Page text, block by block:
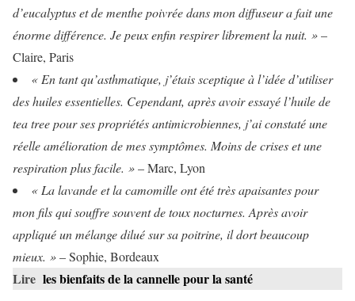
d’eucalyptus et de menthe poivrée dans mon diffuseur a fait une
énorme différence. Je peux enfin respirer librement la nuit. »–
Claire, Paris
« En tant qu’asthmatique, j’étais sceptique à l’idée d’utiliser
des huiles essentielles. Cependant, après avoir essayé l’huile de
tea tree pour ses propriétés antimicrobiennes, j’ai constaté une
réelle amélioration de mes symptômes. Moins de crises et une
respiration plus facile. »– Marc, Lyon
« La lavande et la camomille ont été très apaisantes pour
mon fils qui souffre souvent de toux nocturnes. Après avoir
appliqué un mélange dilué sur sa poitrine, il dort beaucoup
mieux. »– Sophie, Bordeaux
Lire les bienfaits de la cannelle pour la santé